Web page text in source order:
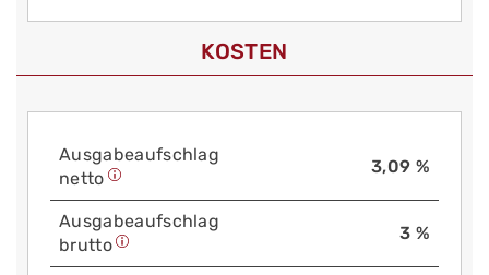
KOSTEN
Aus­gabe­auf­schlag
netto
3,09 %
Aus­gabe­auf­schlag
brutto
3 %